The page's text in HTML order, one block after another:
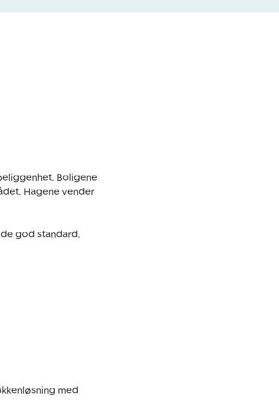
Boligene
Hagene vender
god standard.
med